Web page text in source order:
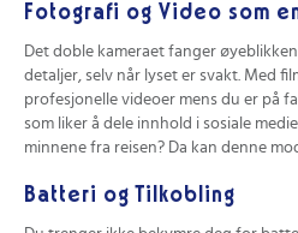
Fotografi og Video som
Det doble kameraet fanger
detaljer, selv når lyset er svakt. Med
profesjonelle videoer mens du er på
som liker å dele innhold i sosiale
minnene fra reisen? Da kan denne
Batteri og Tilkobling